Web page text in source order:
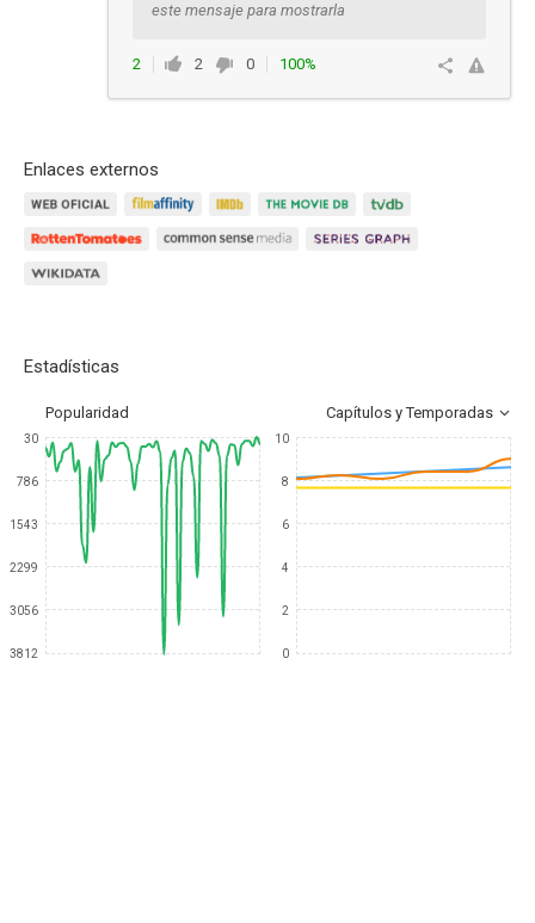
este mensaje para mostrarla
2 2 0
100%
Enlaces externos
Estadísticas
Popularidad Capítulos y Temporadas
30
786
1543
2299
3056
3812
10
8
6
4
2
0